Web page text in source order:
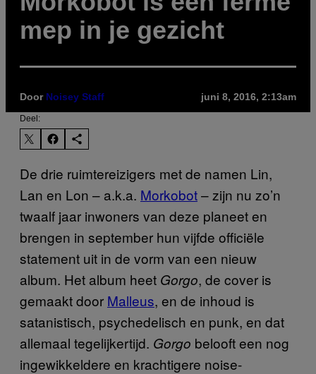
mep in je gezicht
Door Noisey Staff juni 8, 2016, 2:13am
Deel:
De drie ruimtereizigers met de namen Lin,
Lan en Lon – a.k.a. Morkobot– zijn nu zo’n
twaalf jaar inwoners van deze planeet en
brengen in september hun vijfde officiële
statement uit in de vorm van een nieuw
album. Het album heet Gorgo, de cover is
gemaakt door Malleus, en de inhoud is
satanistisch, psychedelisch en punk, en dat
allemaal tegelijkertijd. Gorgo belooft een nog
ingewikkeldere en krachtigere noise-